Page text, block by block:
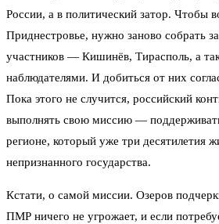
России, а в политический затор. Чтобы
Приднестровье, нужно заново собрать
участников — Кишинёв, Тирасполь, а
наблюдателями. И добиться от них
Пока этого не случится, российский
выполнять свою миссию —
регионе, который уже три десятилетия
непризнанного государства.
Кстати, о самой миссии. Озеров
ПМР ничего не угрожает, и если